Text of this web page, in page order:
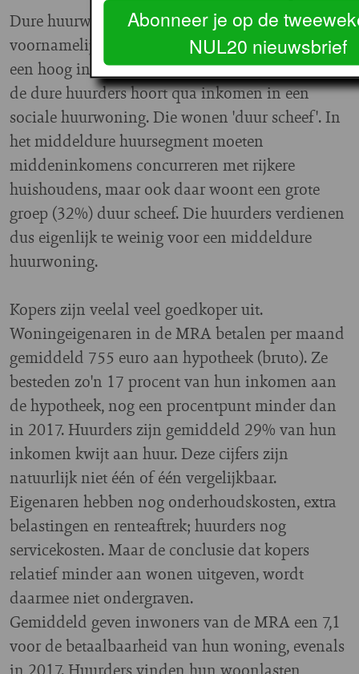
Dure huurwoningen worden logischerwijze
voornamelijk bewoond door huishoudens met
een hoog inkomens (73%). Maar 11 procent van
de dure huurders hoort qua inkomen in een
sociale huurwoning. Die wonen 'duur scheef'.In
het middeldure huursegment moeten
middeninkomens concurreren met rijkere
huishoudens, maar ook daar woont een grote
groep (32%) duur scheef. Die huurders verdienen
dus eigenlijk te weinig voor een middeldure
huurwoning.
Kopers zijn veelal veel goedkoper uit.
Woningeigenaren in de MRA betalen per maand
gemiddeld 755 euro aan hypotheek (bruto). Ze
besteden zo'n 17 procent van hun inkomen aan
de hypotheek, nog een procentpunt minder dan
in 2017. Huurders zijn gemiddeld 29% van hun
inkomen kwijt aan huur. Deze cijfers zijn
natuurlijk niet één of één vergelijkbaar.
Eigenaren hebben nog onderhoudskosten, extra
belastingen en renteaftrek; huurders nog
servicekosten. Maar de conclusie dat kopers
relatief minder aan wonen uitgeven, wordt
daarmee niet ondergraven.
Gemiddeld geven inwoners van de MRA een 7,1
voor de betaalbaarheid van hun woning, evenals
Abonneer je op de
NUL20 nieuwsbrief